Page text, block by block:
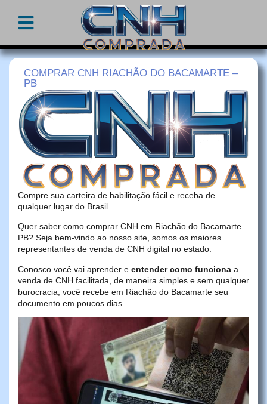
COMPRAR CNH RIACHÃO DO BACAMARTE –
PB
Compre sua carteira de habilitação fácil e receba de
qualquer lugar do Brasil.
Quer saber como comprar CNH em Riachão do Bacamarte –
PB? Seja bem-vindo ao nosso site, somos os maiores
representantes de venda de CNH digital no estado.
Conosco você vai aprender e entender como funciona a
venda de CNH facilitada, de maneira simples e sem qualquer
burocracia, você recebe em Riachão do Bacamarte seu
documento em poucos dias.